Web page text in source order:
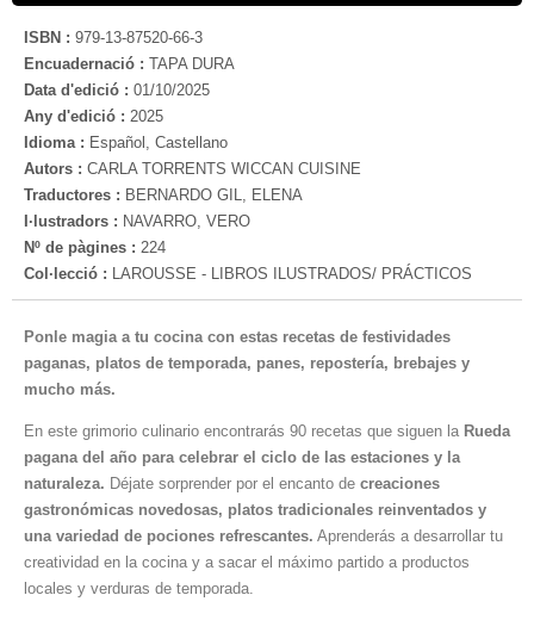
ISBN : 979-13-87520-66-3
Encuadernació : TAPA DURA
Data d'edició : 01/10/2025
Any d'edició : 2025
Idioma : Español, Castellano
Autors : CARLA TORRENTS WICCAN CUISINE
Traductores : BERNARDO GIL, ELENA
I·lustradors : NAVARRO, VERO
Nº de pàgines : 224
Col·lecció : LAROUSSE - LIBROS ILUSTRADOS/ PRÁCTICOS
Ponle magia a tu cocina con estas recetas de festividades
paganas, platos de temporada, panes, repostería, brebajes y
mucho más.
En este grimorio culinario encontrarás 90 recetas que siguen la Rueda
pagana del año para celebrar el ciclo de las estaciones y la
naturaleza. Déjate sorprender por el encanto de creaciones
gastronómicas novedosas, platos tradicionales reinventados y
una variedad de pociones refrescantes. Aprenderás a desarrollar tu
creatividad en la cocina y a sacar el máximo partido a productos
locales y verduras de temporada.